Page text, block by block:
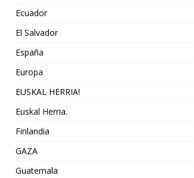
Ecuador
El Salvador
España
Europa
EUSKAL HERRIA!
Euskal Herria.
Finlandia
GAZA
Guatemala